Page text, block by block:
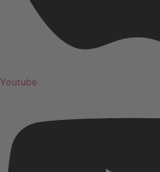
Youtube